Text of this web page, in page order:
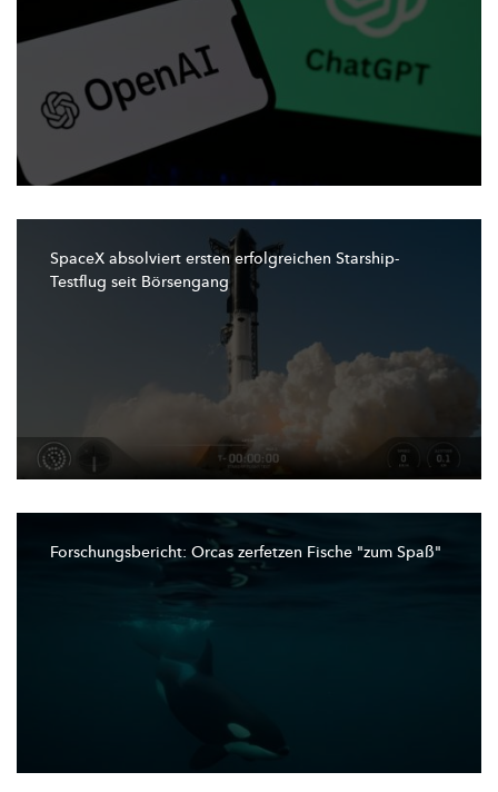
SpaceX absolviert ersten erfolgreichen Starship-
Testflug seit Börsengang
Forschungsbericht: Orcas zerfetzen Fische "zum Spaß"